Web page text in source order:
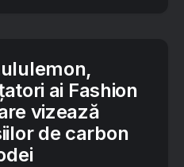
ai Fashion
vizează
de carbon